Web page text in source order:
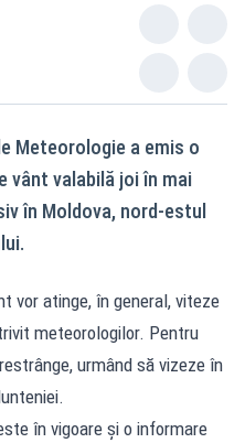
Meteorologie a emis o
vânt valabilă joi în mai
în Moldova, nord-estul
vor atinge, în general, viteze
meteorologilor. Pentru
urmând să vizeze în
în vigoare și o informare